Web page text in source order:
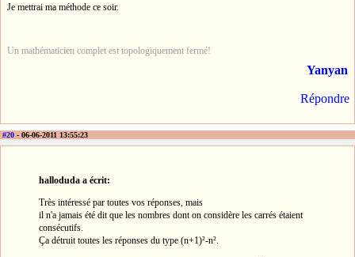
Je mettrai ma méthode ce soir.
Un mathématicien complet est topologiquement fermé!
Yanyan
Répondre
#20 - 06-06-2011 13:55:23
halloduda a écrit:
Très intéressé par toutes vos réponses, mais
il n'a jamais été dit que les nombres dont on considère les carrés étaient
consécutifs.
Ça détruit toutes les réponses du type (n+1)²-n².